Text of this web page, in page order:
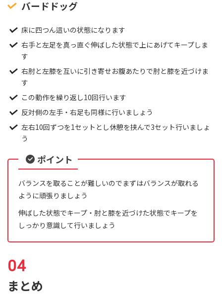
バードドッグ
床に四つん這いの状態になります
右手と左足を真っ直ぐ伸ばした状態で上にあげてキープしま
す
右肘と左膝を互いに引き寄せお腹あたりで肘と膝を近づけま
す
この動作を繰り返し10回行います
反対側の左手・右足も同様に行いましょう
左右10回ずつを1セットとし休憩を挟んで3セット行いましょ
う
ポイント
バランスを取ることが難しいのでまずはバランスが取れる
ように頑張りましょう
伸ばした状態でキープ・肘と膝を近づけた状態でキープを
しっかり意識して行いましょう
まとめ